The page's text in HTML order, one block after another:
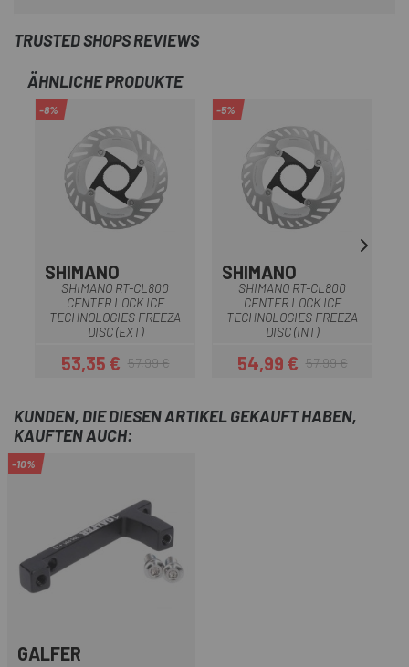
TRUSTED SHOPS REVIEWS
ÄHNLICHE PRODUKTE
-8%
SHIMANO
SHIMANO RT-CL800
CENTER LOCK ICE
TECHNOLOGIES FREEZA
DISC (EXT)
Preis
53,35 €Regulärer Preis
57,99 €
-5%
SHIMANO
SHIMANO RT-CL800
CENTER LOCK ICE
TECHNOLOGIES FREEZA
DISC (INT)
Preis
54,99 €Regulärer Preis
57,99 €
KUNDEN, DIE DIESEN ARTIKEL GEKAUFT HABEN,
KAUFTEN AUCH:
-10%
GALFER